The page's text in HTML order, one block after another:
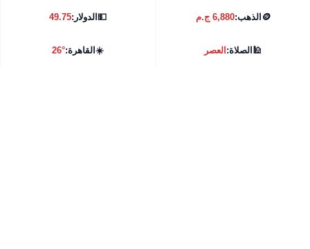
🪙 الذهب:6,880 ج.م 💵الدولار:49.75
🕌الصلاة:العصر ☀️القاهرة:26°